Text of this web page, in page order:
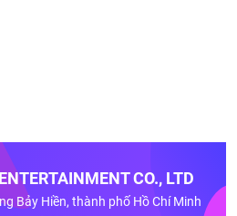
CO., LTD
Bảy Hiền, thành phố Hồ Chí Minh